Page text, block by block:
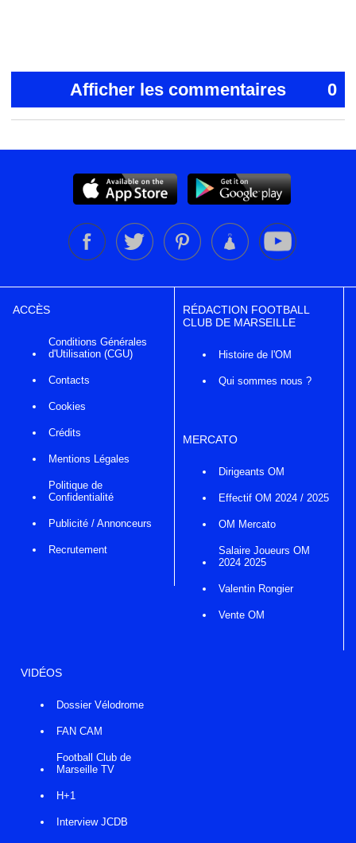
Afficher les commentaires 0
ACCÈS
Conditions Générales
d'Utilisation (CGU)
Contacts
Cookies
Crédits
Mentions Légales
Politique de
Confidentialité
Publicité / Annonceurs
Recrutement
RÉDACTION FOOTBALL
CLUB DE MARSEILLE
Histoire de l'OM
Qui sommes nous ?
MERCATO
Dirigeants OM
Effectif OM 2024 / 2025
OM Mercato
Salaire Joueurs OM
2024 2025
Valentin Rongier
Vente OM
VIDÉOS
Dossier Vélodrome
FAN CAM
Football Club de
Marseille TV
H+1
Interview JCDB